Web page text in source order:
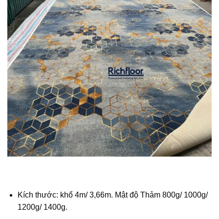
Kích thước: khổ 4m/ 3,66m. Mật độ Thảm 800g/ 1000g/
1200g/ 1400g.